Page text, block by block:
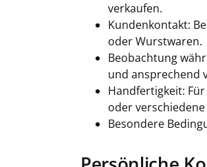
verkaufen.
Kundenkontakt:
oder Wurstwaren.
Beobachtung
und ansprechend
Handfertigkeit:
oder
Besondere